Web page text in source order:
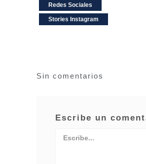
Redes Sociales
Stories Instagram
Sin comentarios
Escribe un